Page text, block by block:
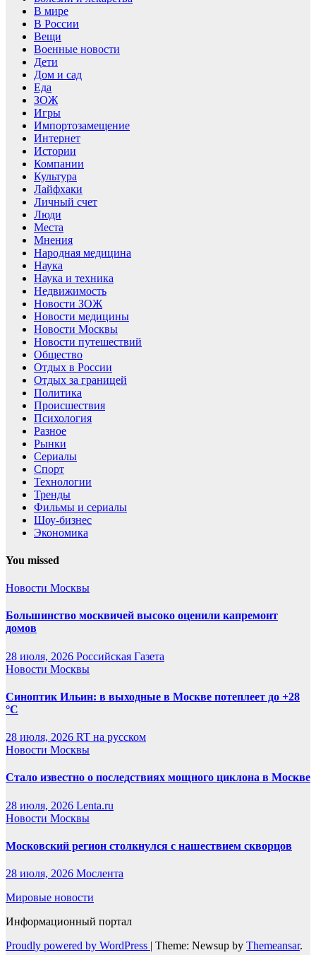
В мире
В России
Вещи
Военные новости
Дети
Дом и сад
Еда
ЗОЖ
Игры
Импортозамещение
Интернет
Истории
Компании
Культура
Лайфхаки
Личный счет
Люди
Места
Мнения
Народная медицина
Наука
Наука и техника
Недвижимость
Новости ЗОЖ
Новости медицины
Новости Москвы
Новости путешествий
Общество
Отдых в России
Отдых за границей
Политика
Происшествия
Психология
Разное
Рынки
Сериалы
Спорт
Технологии
Тренды
Фильмы и сериалы
Шоу-бизнес
Экономика
You missed
Новости Москвы
Большинство москвичей высоко оценили капремонт
домов
28 июля, 2026 Российская Газета
Новости Москвы
Синоптик Ильин: в выходные в Москве потеплеет до +28
°C
28 июля, 2026 RT на русском
Новости Москвы
Стало известно о последствиях мощного циклона в Москве
28 июля, 2026 Lenta.ru
Новости Москвы
Московский регион столкнулся с нашествием скворцов
28 июля, 2026 Мослента
Мировые новости
Информационный портал
Proudly powered by WordPress | Theme: Newsup by Themeansar.